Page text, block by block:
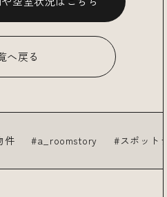
へ戻る
a_roomstory スポットライト